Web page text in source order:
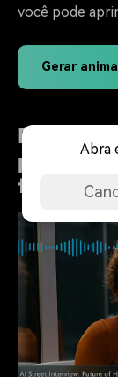
você pode
Gerar
Prompt-
tempo
Abra